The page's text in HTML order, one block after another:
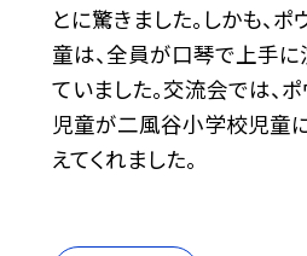
とに驚きました。しかも、
童は、全員が口琴で上手に
ていました。交流会では、
児童が二風谷小学校児童
えてくれました。